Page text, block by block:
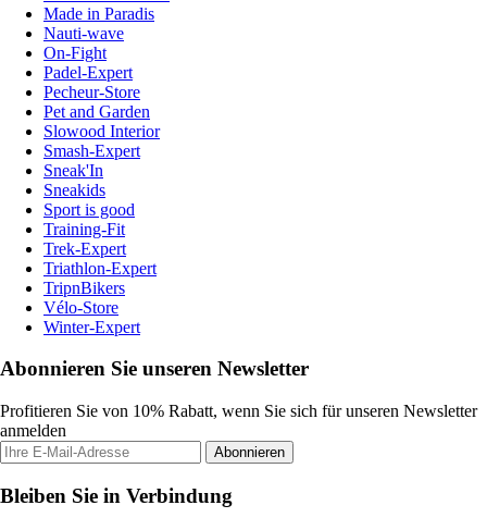
Made in Paradis
Nauti-wave
On-Fight
Padel-Expert
Pecheur-Store
Pet and Garden
Slowood Interior
Smash-Expert
Sneak'In
Sneakids
Sport is good
Training-Fit
Trek-Expert
Triathlon-Expert
TripnBikers
Vélo-Store
Winter-Expert
Abonnieren Sie unseren Newsletter
Profitieren Sie von 10% Rabatt, wenn Sie sich für unseren Newsletter
anmelden
Abonnieren
Bleiben Sie in Verbindung